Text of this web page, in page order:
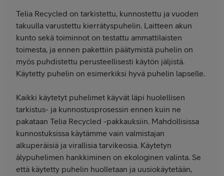
Telia Recycled on tarkistettu, kunnostettu ja vuoden
takuulla varustettu kierrätyspuhelin. Laitteen akun
kunto sekä toiminnot on testattu ammattilaisten
toimesta, ja ennen pakettiin päätymistä puhelin on
myös puhdistettu perusteellisesti käytön jäljistä.
Käytetty puhelin on esimerkiksi hyvä puhelin lapselle.
Kaikki käytetyt puhelimet käyvät läpi huolellisen
tarkistus- ja kunnostusprosessin ennen kuin ne
pakataan Telia Recycled -pakkauksiin. Mahdollisissa
kunnostuksissa käytämme vain valmistajan
alkuperäisiä ja virallisia tarvikeosia. Käytetyn
älypuhelimen hankkiminen on ekologinen valinta. Se
että käytetty puhelin huolletaan ja uusiokäytetään,